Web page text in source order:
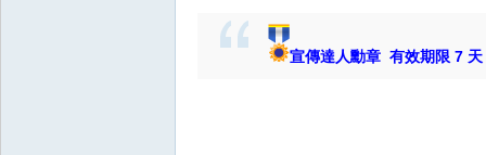
宣傳達人勳章 有效期限 7 天